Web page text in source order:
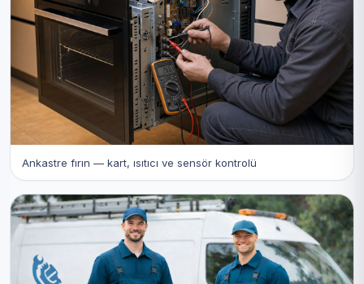
Ankastre fırın — kart, ısıtıcı ve sensör kontrolü